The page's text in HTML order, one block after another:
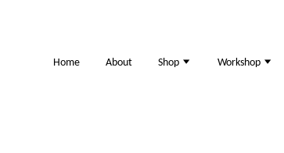
Home About Shop Workshop